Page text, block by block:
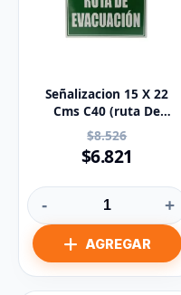
Señalizacion 15 X 22
Cms C40 (ruta De
Evacuacion)
$8.526
$6.821
- +